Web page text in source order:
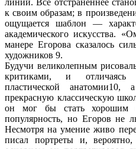
к своим образам; в
ощущается шаблон —
академического искусства.
манере Егорова сказалось
художников 9.
Будучи великолепным
критиками, и отличаясь
пластической
прекрасную классическую
он мог бы стать хорошим
популярность, но Егоров не
Несмотря на умение живо
писал портреты и,